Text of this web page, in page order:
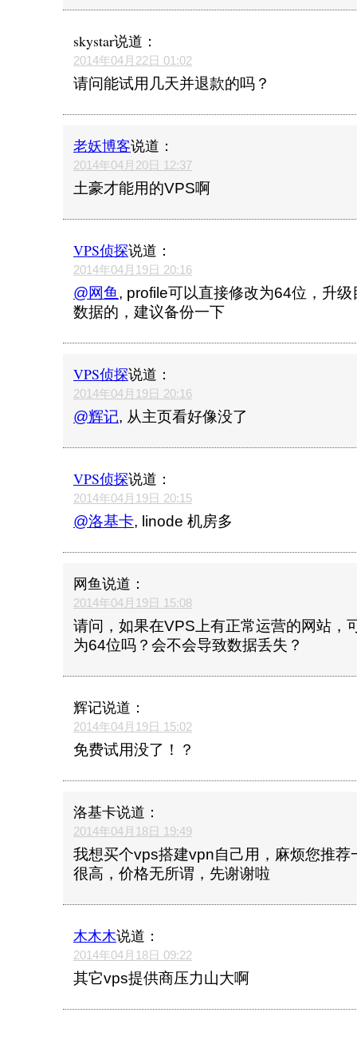
skystar说道：
2014年04月22日 01:02
请问能试用几天并退款的吗？
老妖博客说道：
2014年04月20日 12:37
土豪才能用的VPS啊
VPS侦探说道：
2014年04月19日 20:16
@网鱼, profile可以直接修改为64位，升
数据的，建议备份一下
VPS侦探说道：
2014年04月19日 20:16
@辉记, 从主页看好像没了
VPS侦探说道：
2014年04月19日 20:15
@洛基卡, linode 机房多
网鱼说道：
2014年04月19日 15:08
请问，如果在VPS上有正常运营的网站，
为64位吗？会不会导致数据丢失？
辉记说道：
2014年04月19日 15:02
免费试用没了！？
洛基卡说道：
2014年04月18日 19:49
我想买个vps搭建vpn自己用，麻烦您推荐
很高，价格无所谓，先谢谢啦
木木木说道：
2014年04月18日 09:22
其它vps提供商压力山大啊